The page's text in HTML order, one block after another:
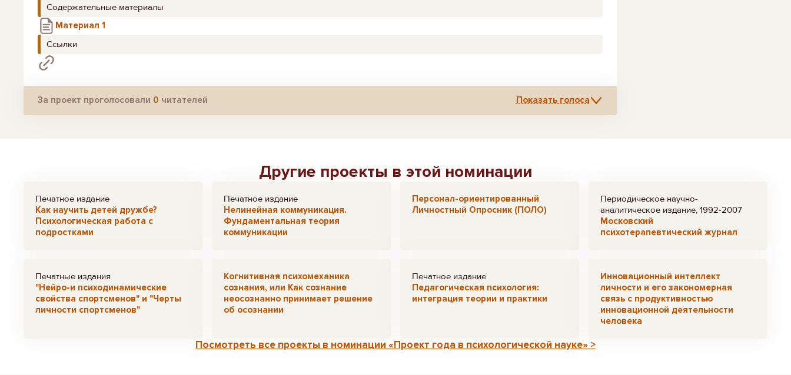
Содержательные материалы
Материал 1
Ссылки
За проект проголосовали 0 читателей Показать голоса
Другие проекты в этой номинации
Печатное издание
Как научить детей дружбе?
Психологическая работа с
подростками
Печатное издание
Нелинейная коммуникация.
Фундаментальная теория
коммуникации
Персонал-ориентированный
Личностный Опросник (ПОЛО)
Периодическое научно-
аналитическое издание, 1992-2007
Московский
психотерапевтический журнал
Печатные издания
"Нейро-и психодинамические
свойства спортсменов" и "Черты
личности спортсменов"
Когнитивная психомеханика
сознания, или Как сознание
неосознанно принимает решение
об осознании
Печатное издание
Педагогическая психология:
интеграция теории и практики
Инновационный интеллект
личности и его закономерная
связь с продуктивностью
инновационной деятельности
человека
Посмотреть все проекты в номинации «Проект года в психологической науке» >